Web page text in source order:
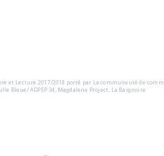
Lecture 2017/2018 porté par La communauté de
Bleue/ ADPEP 34, Magdalena Project, La Baignoire